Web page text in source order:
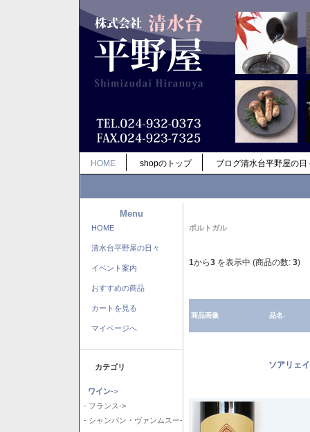
HOME shopのトップ ブログ清水台平野屋の日
Menu
HOME
清水台平野屋の日々
イベント案内
おすすめの商品
カートを見る
マイページへ
カテゴリ
ワイン->
- フランス->
- シャンパン・ヴァンムスー-
ポルトガル
1から3 を表示中 (商品の数: 3)
商品画像 品名-
ソアリェ